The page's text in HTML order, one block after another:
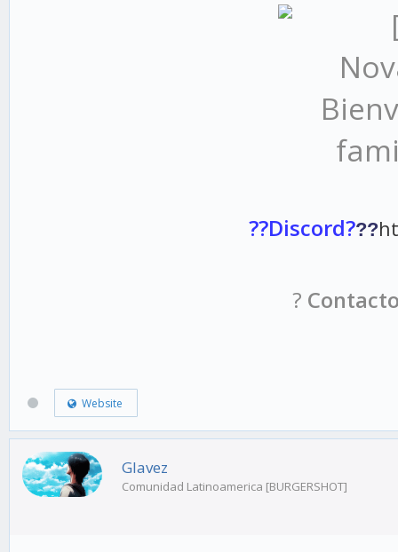
??Discord???
?
Website
Glavez
Comunidad Latinoamerica [BURGERSHOT]